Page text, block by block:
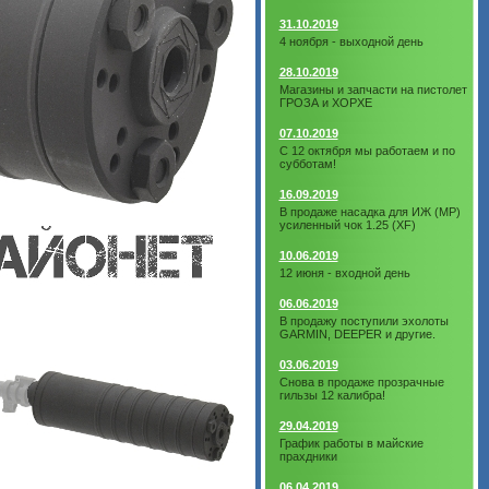
31.10.2019
4 ноября - выходной день
28.10.2019
Магазины и запчасти на пистолет
ГРОЗА и ХОРХЕ
07.10.2019
С 12 октября мы работаем и по
субботам!
16.09.2019
В продаже насадка для ИЖ (МР)
усиленный чок 1.25 (XF)
10.06.2019
12 июня - входной день
06.06.2019
В продажу поступили эхолоты
GARMIN, DEEPER и другие.
03.06.2019
Снова в продаже прозрачные
гильзы 12 калибра!
29.04.2019
График работы в майские
прахдники